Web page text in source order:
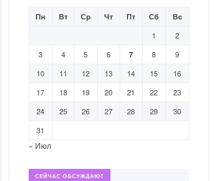
Пн Вт Ср Чт Пт Сб Вс
1
2
3
4 5 6 7 8
9
10
11 12 13 14 15
16
17
18 19 20 21 22
23
24
25 26 27 28 29
30
31
« Июл
СЕЙЧАС ОБСУЖДАЮТ